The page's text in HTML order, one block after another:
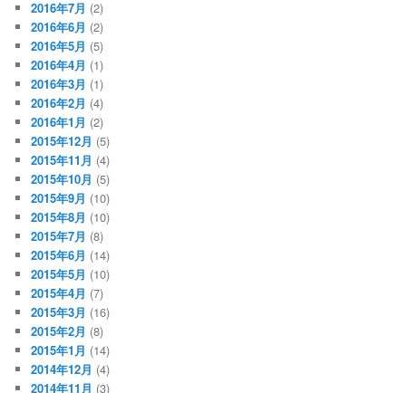
2016年7月 (2)
2016年6月 (2)
2016年5月 (5)
2016年4月 (1)
2016年3月 (1)
2016年2月 (4)
2016年1月 (2)
2015年12月 (5)
2015年11月 (4)
2015年10月 (5)
2015年9月 (10)
2015年8月 (10)
2015年7月 (8)
2015年6月 (14)
2015年5月 (10)
2015年4月 (7)
2015年3月 (16)
2015年2月 (8)
2015年1月 (14)
2014年12月 (4)
2014年11月 (3)